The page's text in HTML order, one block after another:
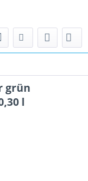
grün
l